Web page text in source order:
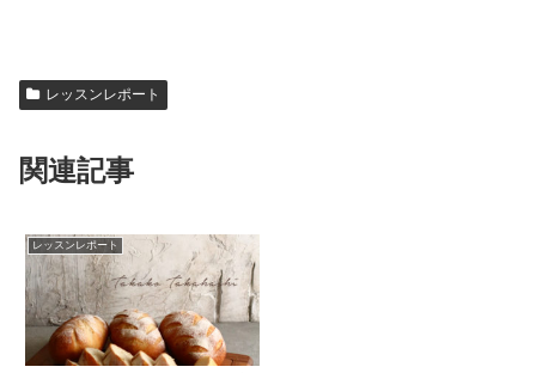
レッスンレポート
関連記事
レッスンレポート